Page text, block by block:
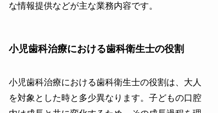
な情報提供などが主な業務内容です。
小児歯科治療における歯科衛生士の役割
小児歯科治療における歯科衛生士の役割は、大人
を対象とした時と多少異なります。子どもの口腔